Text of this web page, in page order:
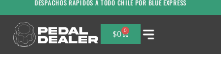
DESPACHOS RAPIDOS A TODO CHILE POR BLUE EXPRESS
$0 0